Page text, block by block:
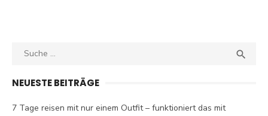
Search

NEUESTE BEITRÄGE
7 Tage reisen mit nur einem Outfit – funktioniert das mit